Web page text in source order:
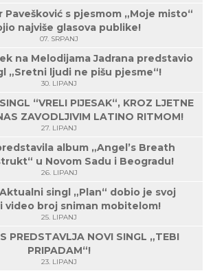
Pavešković s pjesmom „Moje misto“
najviše glasova publike!
07. SRPANJ
na Melodijama Jadrana predstavio
„Sretni ljudi ne pišu pjesme“!
30. LIPANJ
“VRELI PIJESAK“, KROZ LJETNE
ZAVODLJIVIM LATINO RITMOM!
27. LIPANJ
album „Angel’s Breath
u Novom Sadu i Beogradu!
26. LIPANJ
Aktualni singl „Plan“ dobio je svoj
video broj sniman mobitelom!
25. LIPANJ
PREDSTAVLJA NOVI SINGL „TEBI
PRIPADAM“!
23. LIPANJ